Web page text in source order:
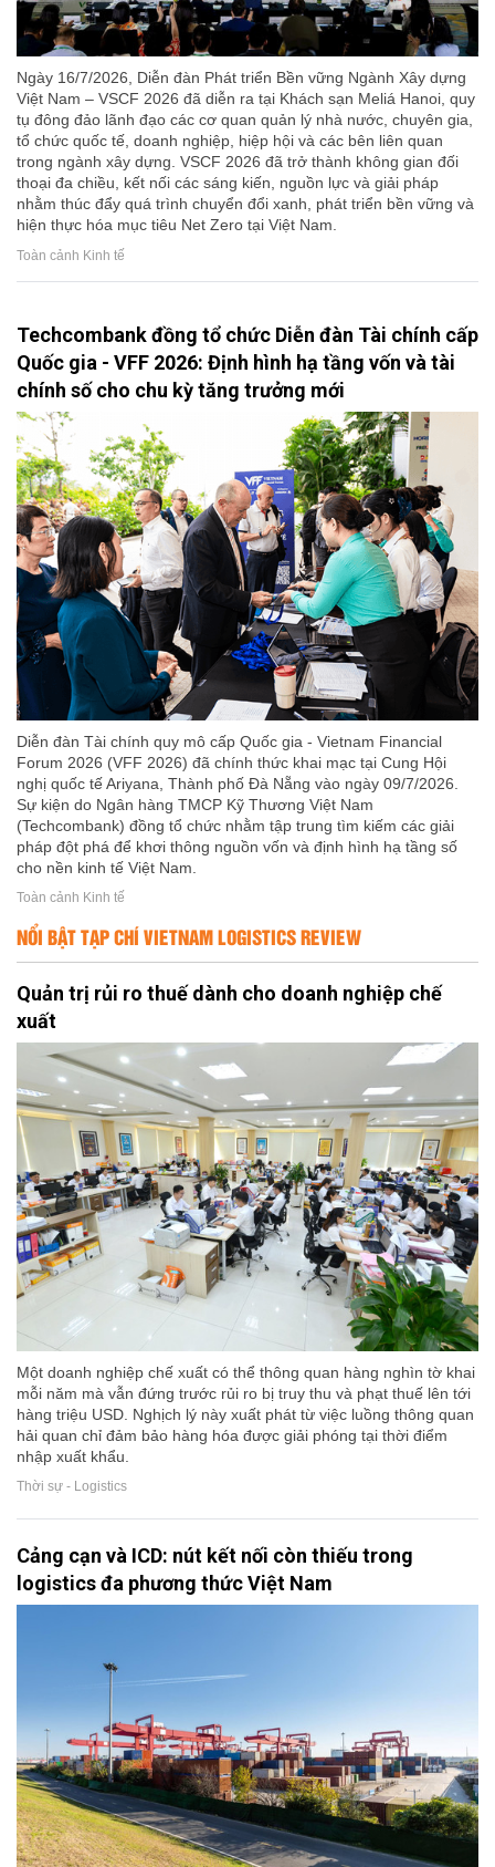
Ngày 16/7/2026, Diễn đàn Phát triển Bền vững Ngành Xây dựng
Việt Nam – VSCF 2026 đã diễn ra tại Khách sạn Meliá Hanoi, quy
tụ đông đảo lãnh đạo các cơ quan quản lý nhà nước, chuyên gia,
tổ chức quốc tế, doanh nghiệp, hiệp hội và các bên liên quan
trong ngành xây dựng. VSCF 2026 đã trở thành không gian đối
thoại đa chiều, kết nối các sáng kiến, nguồn lực và giải pháp
nhằm thúc đẩy quá trình chuyển đổi xanh, phát triển bền vững và
hiện thực hóa mục tiêu Net Zero tại Việt Nam.
Toàn cảnh Kinh tế
Techcombank đồng tổ chức Diễn đàn Tài chính cấp
Quốc gia - VFF 2026: Định hình hạ tầng vốn và tài
chính số cho chu kỳ tăng trưởng mới
Diễn đàn Tài chính quy mô cấp Quốc gia - Vietnam Financial
Forum 2026 (VFF 2026) đã chính thức khai mạc tại Cung Hội
nghị quốc tế Ariyana, Thành phố Đà Nẵng vào ngày 09/7/2026.
Sự kiện do Ngân hàng TMCP Kỹ Thương Việt Nam
(Techcombank) đồng tổ chức nhằm tập trung tìm kiếm các giải
pháp đột phá để khơi thông nguồn vốn và định hình hạ tầng số
cho nền kinh tế Việt Nam.
Toàn cảnh Kinh tế
NỔI BẬT TẠP CHÍ VIETNAM LOGISTICS REVIEW
Quản trị rủi ro thuế dành cho doanh nghiệp chế
xuất
Một doanh nghiệp chế xuất có thể thông quan hàng nghìn tờ khai
mỗi năm mà vẫn đứng trước rủi ro bị truy thu và phạt thuế lên tới
hàng triệu USD. Nghịch lý này xuất phát từ việc luồng thông quan
hải quan chỉ đảm bảo hàng hóa được giải phóng tại thời điểm
nhập xuất khẩu.
Thời sự - Logistics
Cảng cạn và ICD: nút kết nối còn thiếu trong
logistics đa phương thức Việt Nam